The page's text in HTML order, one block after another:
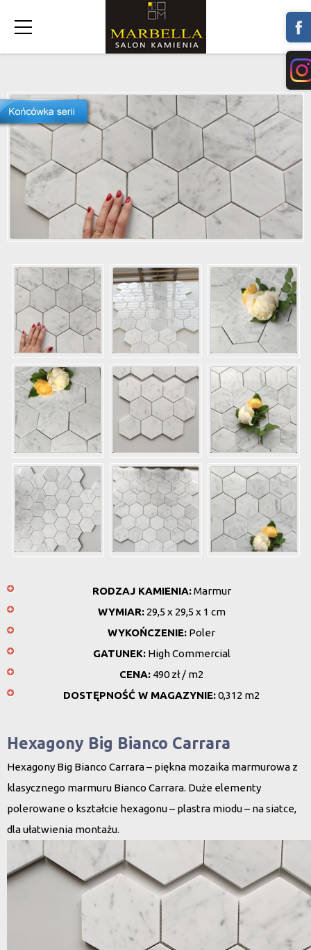
RODZAJ KAMIENIA:Marmur
WYMIAR:29,5 x 29,5 x 1 cm
WYKOŃCZENIE: Poler
GATUNEK:High Commercial
CENA: 490 zł / m2
DOSTĘPNOŚĆ W MAGAZYNIE:0,312 m2
Hexagony Big Bianco Carrara
Hexagony Big Bianco Carrara – piękna mozaika marmurowa z
klasycznego marmuru Bianco Carrara. Duże elementy
polerowane o kształcie hexagonu – plastra miodu – na siatce,
dla ułatwienia montażu.